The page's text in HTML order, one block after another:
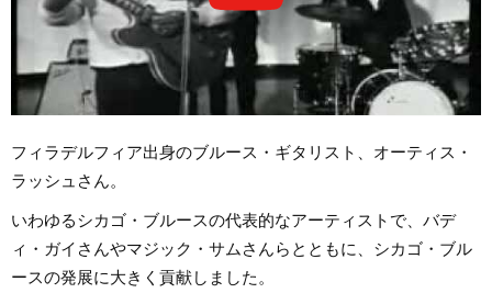
フィラデルフィア出身のブルース・ギタリスト、オーティス・
ラッシュさん。
いわゆるシカゴ・ブルースの代表的なアーティストで、バデ
ィ・ガイさんやマジック・サムさんらとともに、シカゴ・ブル
ースの発展に大きく貢献しました。